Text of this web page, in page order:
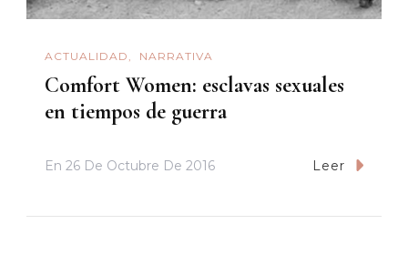
ACTUALIDAD NARRATIVA
Comfort Women: esclavas sexuales
en tiempos de guerra
En 26 De Octubre De 2016 Leer